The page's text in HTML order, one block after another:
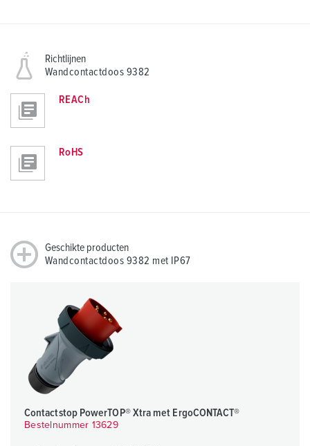
Richtlijnen
Wandcontactdoos 9382
REACh
RoHS
Geschikte producten
Wandcontactdoos 9382 met IP67
Contactstop PowerTOP® Xtra met ErgoCONTACT®
Bestelnummer 13629